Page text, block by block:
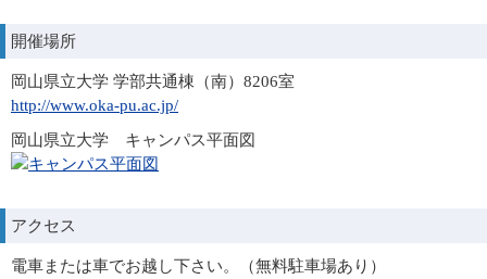
開催場所
岡山県立大学 学部共通棟（南）8206室
http://www.oka-pu.ac.jp/
岡山県立大学 キャンパス平面図
アクセス
電車または車でお越し下さい。（無料駐車場あり）